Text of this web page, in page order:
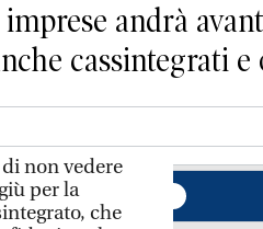
andrà
cassintegrati e
non vedere
per la
che